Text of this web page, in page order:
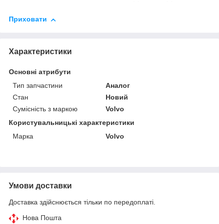
Приховати
Характеристики
Основні атрибути
Тип запчастини
Аналог
Стан
Новий
Сумісність з маркою
Volvo
Користувальницькі характеристики
Марка
Volvo
Умови доставки
Доставка здійснюється тільки по передоплаті.
Нова Пошта